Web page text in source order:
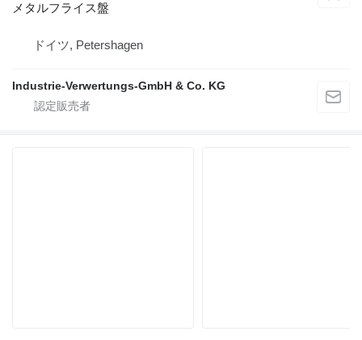
メタルフライス盤
ドイツ, Petershagen
Industrie-Verwertungs-GmbH & Co. KG